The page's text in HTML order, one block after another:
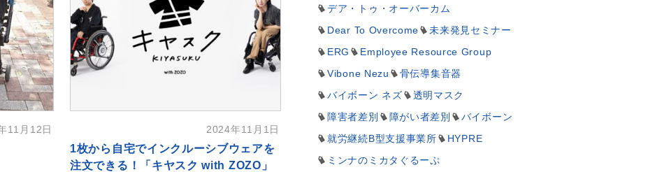
11月12日 2024年11月1日
1枚から自宅でインクルーシブウェアを
注文できる！「キヤスク with ZOZO」
デア・トゥ・オーバーカム
Dear To Overcome
未来発見セミナー
ERG
Employee Resource Group
Vibone Nezu
骨伝導集音器
バイボーン ネズ
透明マスク
障害者差別
障がい者差別
バイボーン
就労継続B型支援事業所
HYPRE
ミンナのミカタぐるーぷ